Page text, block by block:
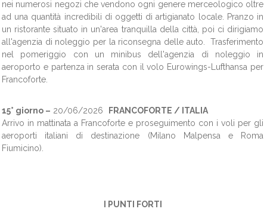
nei numerosi negozi che vendono ogni genere merceologico oltre
ad una quantità incredibili di oggetti di artigianato locale. Pranzo in
un ristorante situato in un'area tranquilla della città, poi ci dirigiamo
all'agenzia di noleggio per la riconsegna delle auto.
Trasferimento
nel pomeriggio con un minibus dell'agenzia di noleggio in
aeroporto e partenza in serata con il volo Eurowings-Lufthansa per
Francoforte.
15° giorno – 20/06/2026 FRANCOFORTE / ITALIA
Arrivo in mattinata a Francoforte e proseguimento con i voli per gli
aeroporti italiani di destinazione (Milano Malpensa e Roma
Fiumicino).
I PUNTI FORTI